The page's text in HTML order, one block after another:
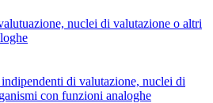
nuclei di valutazione o altri
di valutazione, nuclei di
con funzioni analoghe